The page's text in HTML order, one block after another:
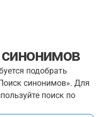
подобрать
синонимов». Для
поиск по